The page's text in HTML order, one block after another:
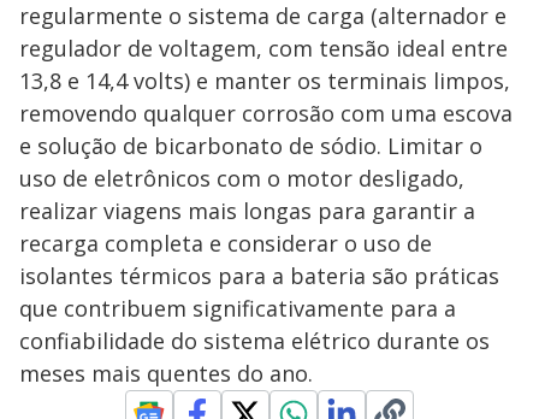
regularmente o sistema de carga (alternador e
regulador de voltagem, com tensão ideal entre
13,8 e 14,4 volts) e manter os terminais limpos,
removendo qualquer corrosão com uma escova
e solução de bicarbonato de sódio. Limitar o
uso de eletrônicos com o motor desligado,
realizar viagens mais longas para garantir a
recarga completa e considerar o uso de
isolantes térmicos para a bateria são práticas
que contribuem significativamente para a
confiabilidade do sistema elétrico durante os
meses mais quentes do ano.